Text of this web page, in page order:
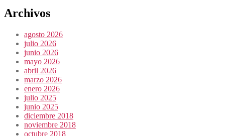
Archivos
agosto 2026
julio 2026
junio 2026
mayo 2026
abril 2026
marzo 2026
enero 2026
julio 2025
junio 2025
diciembre 2018
noviembre 2018
octubre 2018